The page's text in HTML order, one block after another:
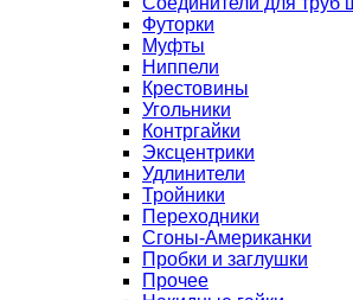
Футорки
Муфты
Ниппели
Крестовины
Угольники
Контргайки
Эксцентрики
Удлинители
Тройники
Переходники
Сгоны-Американки
Пробки и заглушки
Прочее